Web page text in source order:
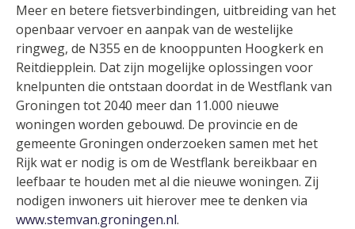
Meer en betere fietsverbindingen, uitbreiding van het
openbaar vervoer en aanpak van de westelijke
ringweg, de N355 en de knooppunten Hoogkerk en
Reitdiepplein. Dat zijn mogelijke oplossingen voor
knelpunten die ontstaan doordat in de Westflank van
Groningen tot 2040 meer dan 11.000 nieuwe
woningen worden gebouwd. De provincie en de
gemeente Groningen onderzoeken samen met het
Rijk wat er nodig is om de Westflank bereikbaar en
leefbaar te houden met al die nieuwe woningen. Zij
nodigen inwoners uit hierover mee te denken via
www.stemvan.groningen.nl.